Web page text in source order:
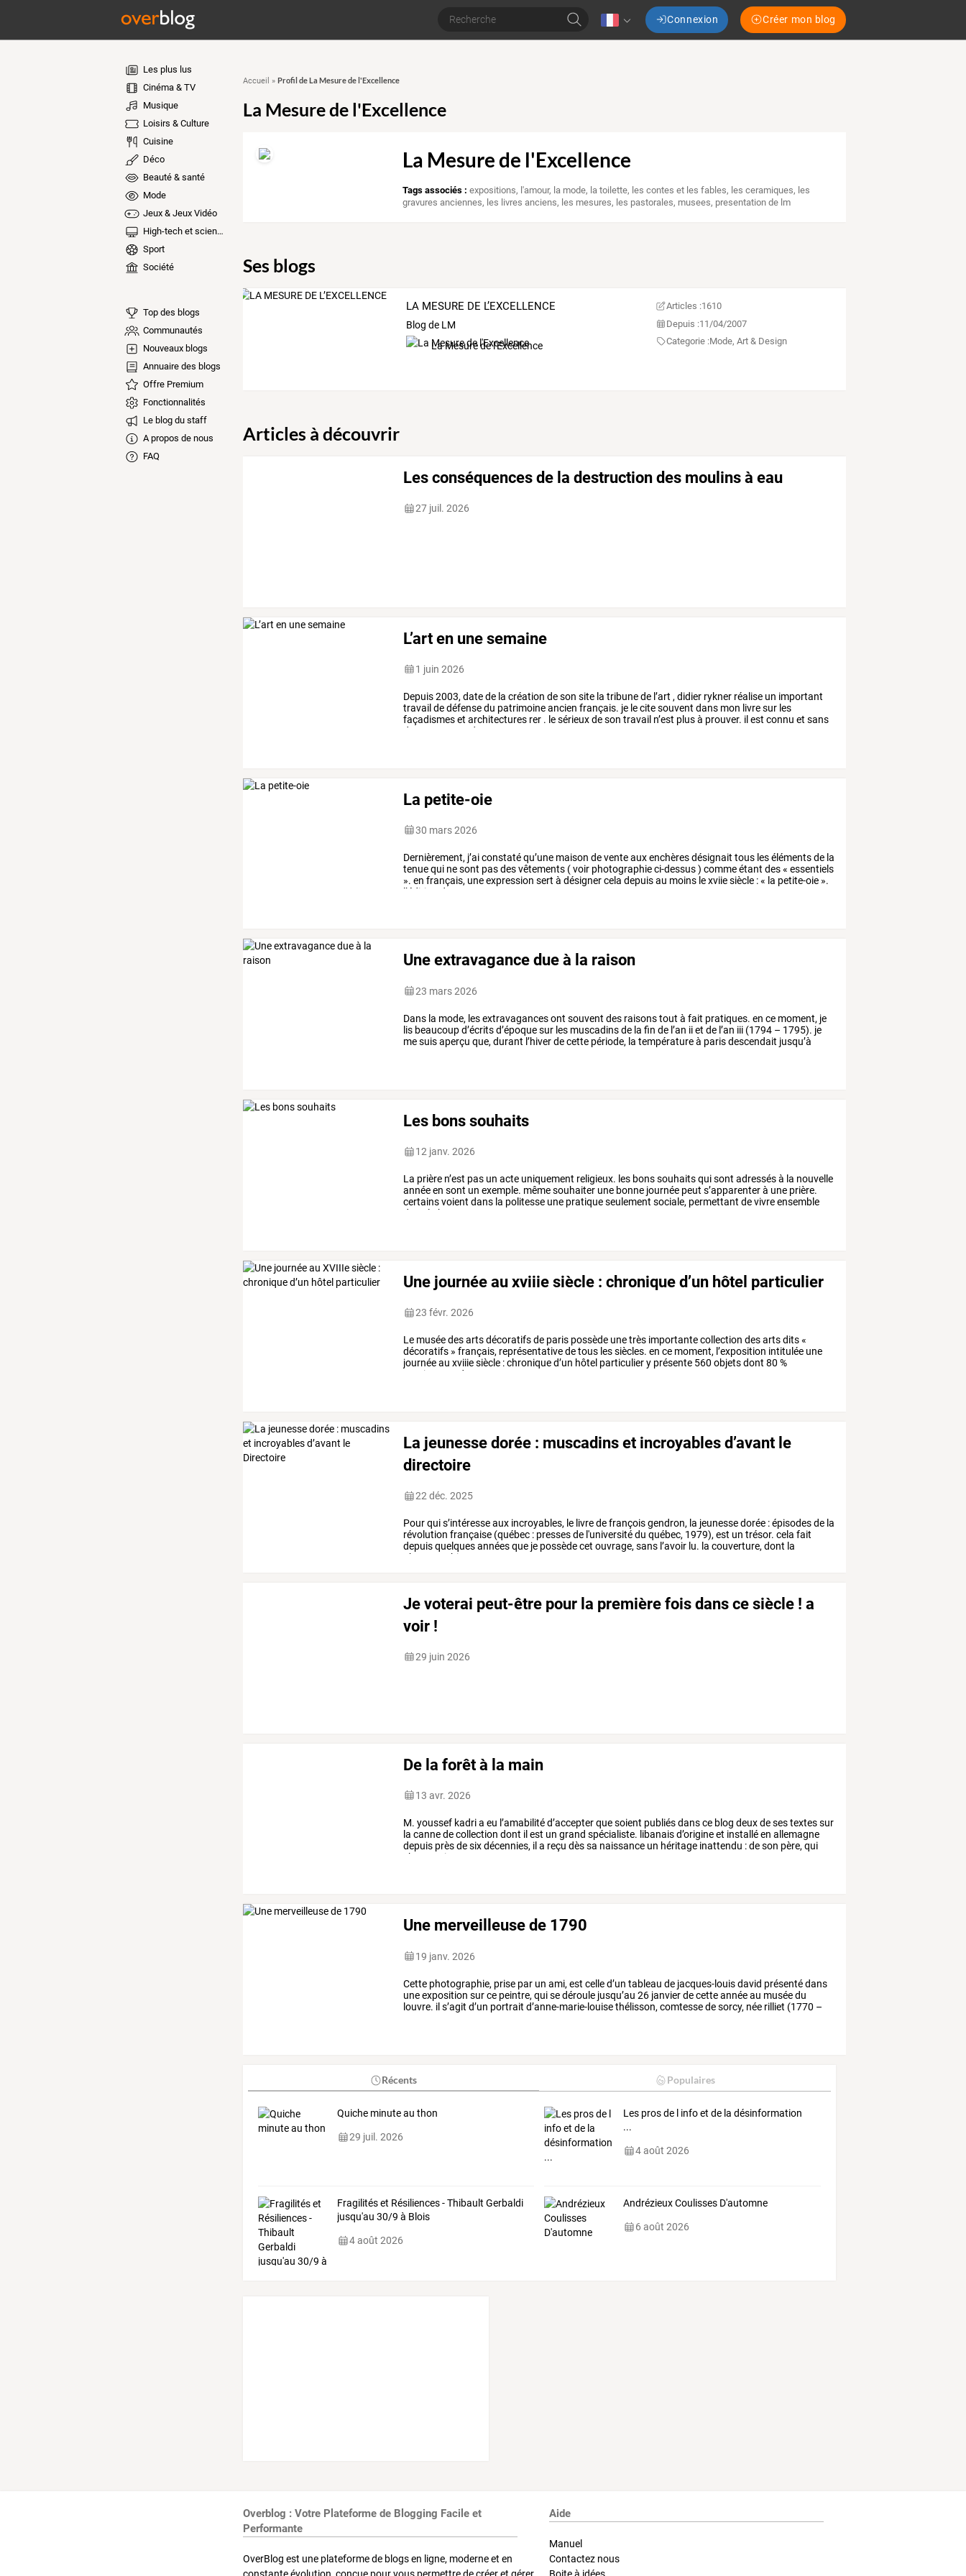
Connexion Créer mon blog
Les plus lus
Cinéma & TV
Musique
Loisirs & Culture
Cuisine
Déco
Beauté & santé
Mode
Jeux & Jeux Vidéo
High-tech et sciences
Sport
Société
Top des blogs
Communautés
Nouveaux blogs
Annuaire des blogs
Offre Premium
Fonctionnalités
Le blog du staff
A propos de nous
FAQ
Accueil » Profil de La Mesure de l'Excellence
La Mesure de l'Excellence
La Mesure de l'Excellence
Tags associés : expositions, l'amour, la mode, la toilette, les contes et les fables, les ceramiques, les
gravures anciennes, les livres anciens, les mesures, les pastorales, musees, presentation de lm
Ses blogs
LA MESURE DE L’EXCELLENCE
Blog de LM
La Mesure de l'Excellence
Articles :1610
Depuis :11/04/2007
Categorie :Mode, Art & Design
Articles à découvrir
Les conséquences de la destruction des moulins à eau
27 juil. 2026
L’art en une semaine
1 juin 2026
Depuis2003, datede la création deson site la tribunede l’art , didier rykner réalise un important
travail dedéfensedu patrimoineancien français. je lecitesouvent dans mon livresur les
façadismeset architectures rer . lesérieuxdeson travail n’est plusà prouver. il est connu et sans
doute
dans
La petite-oie
30 mars 2026
Dernièrement, j’aiconstatéqu’une maison deventeauxenchèresdésignait tous lesélémentsde la
tenuequi nesont pasdesvêtements (voir photographieci-dessus) commeétant des« essentiels
». en français, uneexpression sert à désignercela depuisau moins lexviiesiècle :« la petite-oie ».
l’édition
de
Une extravagance due à la raison
23 mars 2026
Dans la mode, lesextravagancesont souvent des raisonstout à fait pratiques. en ce moment, je
lis beaucoupd’écritsd’époquesur les muscadinsde la fin de l’an iiet de l’an iii (1794 – 1795). je
mesuisaperçu que, durant l’hiverdecette période, la températureà parisdescendait jusqu’à
Les bons souhaits
12 janv. 2026
La prière n’est pas un acte uniquement religieux. les bonssouhaitsquisont adressésà la nouvelle
annéeen sont un exemple. mêmesouhaiter une bonne journée peut s’apparenterà une prière.
certainsvoient dans la politesse une pratiqueseulement sociale, permettant devivreensemble
dans
la bonne
Une journée au xviiie siècle : chronique d’un hôtel particulier
23 févr. 2026
Le muséedesartsdécoratifsde paris possède unetrès importantecollection desartsdits«
décoratifs » français, représentativedetous lessiècles. en ce moment, l’exposition intitulée une
journéeau xviiiesiècle :chroniqued’un hôtel particuliery présente 560 objetsdont 80 %
proviennent
de
La jeunesse dorée : muscadins et incroyables d’avant le
directoire
22 déc. 2025
Pourquis’intéresseaux incroyables, le livredefrançoisgendron, la jeunessedorée :épisodesde la
révolution française (québec : pressesde l'universitédu québec, 1979), est un trésor. cela fait
depuisquelquesannéesque je possèdecet ouvrage, sans l’avoir lu. la couverture, dont la
photographie
Je voterai peut-être pour la première fois dans ce siècle ! a
voir !
29 juin 2026
De la forêt à la main
13 avr. 2026
M. youssef kadria eu l’amabilitéd’accepterquesoient publiésdansce blog deuxdesestextessur
la cannedecollection dont il est un grand spécialiste. libanaisd’origineet installéen allemagne
depuis prèsdesixdécennies, il a reçu dèssa naissance un héritage inattendu :deson père, qui
s’appuyait
Une merveilleuse de 1790
19 janv. 2026
Cette photographie, prise par un ami, est celled’un tableau de jacques-louisdavid présentédans
uneexposition surce peintre, quisedéroule jusqu’au 26 janvierdecetteannéeau muséedu
louvre. ils’agit d’un portrait d’anne-marie-louisethélisson, comtessedesorcy, née rilliet (1770 –
Récents Populaires
Quiche minute au thon
29 juil. 2026
Les pros de l info et de la désinformation
...
4 août 2026
Fragilités et Résiliences - Thibault Gerbaldi
jusqu'au 30/9 à Blois
4 août 2026
Andrézieux Coulisses D'automne
6 août 2026
Overblog : Votre Plateforme de Blogging Facile et
Performante
OverBlog est une plateforme de blogs en ligne, moderne et en
Aide
Manuel
Contactez nous